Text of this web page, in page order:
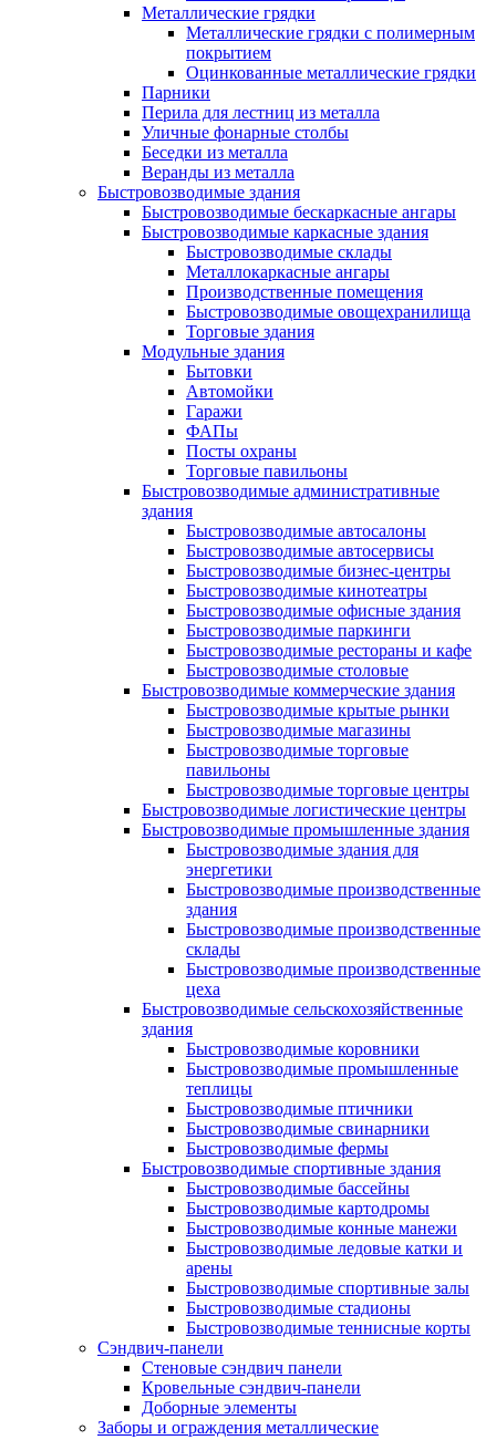
Металлические грядки
Металлические грядки с полимерным
покрытием
Оцинкованные металлические грядки
Парники
Перила для лестниц из металла
Уличные фонарные столбы
Беседки из металла
Веранды из металла
Быстровозводимые здания
Быстровозводимые бескаркасные ангары
Быстровозводимые каркасные здания
Быстровозводимые склады
Металлокаркасные ангары
Производственные помещения
Быстровозводимые овощехранилища
Торговые здания
Модульные здания
Бытовки
Автомойки
Гаражи
ФАПы
Посты охраны
Торговые павильоны
Быстровозводимые административные
здания
Быстровозводимые автосалоны
Быстровозводимые автосервисы
Быстровозводимые бизнес-центры
Быстровозводимые кинотеатры
Быстровозводимые офисные здания
Быстровозводимые паркинги
Быстровозводимые рестораны и кафе
Быстровозводимые столовые
Быстровозводимые коммерческие здания
Быстровозводимые крытые рынки
Быстровозводимые магазины
Быстровозводимые торговые
павильоны
Быстровозводимые торговые центры
Быстровозводимые логистические центры
Быстровозводимые промышленные здания
Быстровозводимые здания для
энергетики
Быстровозводимые производственные
здания
Быстровозводимые производственные
склады
Быстровозводимые производственные
цеха
Быстровозводимые сельскохозяйственные
здания
Быстровозводимые коровники
Быстровозводимые промышленные
теплицы
Быстровозводимые птичники
Быстровозводимые свинарники
Быстровозводимые фермы
Быстровозводимые спортивные здания
Быстровозводимые бассейны
Быстровозводимые картодромы
Быстровозводимые конные манежи
Быстровозводимые ледовые катки и
арены
Быстровозводимые спортивные залы
Быстровозводимые стадионы
Быстровозводимые теннисные корты
Сэндвич-панели
Стеновые сэндвич панели
Кровельные сэндвич-панели
Доборные элементы
Заборы и ограждения металлические